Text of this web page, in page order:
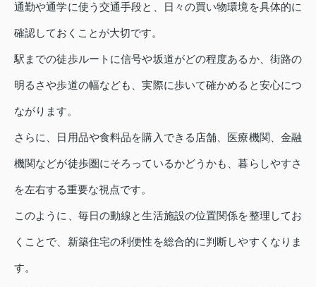
通勤や通学に使う交通手段と、日々の買い物環境を具体的に
確認しておくことが大切です。
駅までの徒歩ルートに信号や坂道がどの程度あるか、街路の
明るさや歩道の幅なども、実際に歩いて確かめると安心につ
ながります。
さらに、日用品や食料品を購入できる店舗、医療機関、金融
機関などが徒歩圏にそろっているかどうかも、暮らしやすさ
を左右する重要な視点です。
このように、毎日の動線と生活施設の位置関係を整理してお
くことで、新築住宅の利便性を総合的に判断しやすくなりま
す。